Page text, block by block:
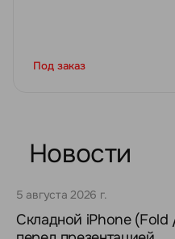
Под заказ
Новости
5 августа 2026 г.
Складной iPhone (Fold